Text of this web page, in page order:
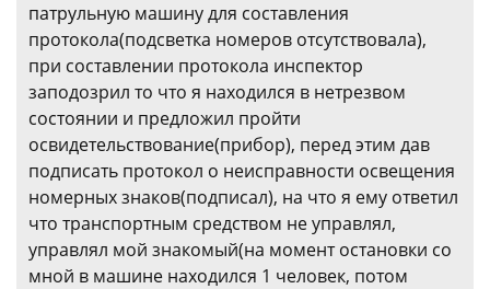
патрульную машину для составления
протокола(подсветка номеров отсутствовала),
при составлении протокола инспектор
заподозрил то что я находился в нетрезвом
состоянии и предложил пройти
освидетельствование(прибор), перед этим дав
подписать протокол о неисправности освещения
номерных знаков(подписал), на что я ему ответил
что транспортным средством не управлял,
управлял мой знакомый(на момент остановки со
мной в машине находился 1 человек, потом